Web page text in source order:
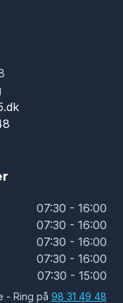
07:30 - 16:00
07:30 - 16:00
07:30 - 16:00
07:30 - 16:00
07:30 - 15:00
- Ring på 98 31 49 48